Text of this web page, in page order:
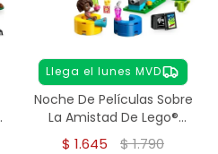
Llega el lunes MVD
Noche De Películas Sobre
La Amistad De Lego®
Friends; Juguete 42642
$ 1.645 $1.790